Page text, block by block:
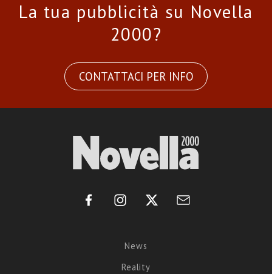
La tua pubblicità su Novella
2000?
CONTATTACI PER INFO
News
Reality